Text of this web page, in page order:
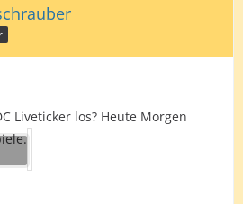
Liveticker los? Heute Morgen